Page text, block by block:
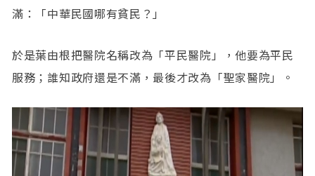
滿：「中華民國哪有貧民？」
於是葉由根把醫院名稱改為「平民醫院」，他要為平民
服務；誰知政府還是不滿，最後才改為「聖家醫院」。